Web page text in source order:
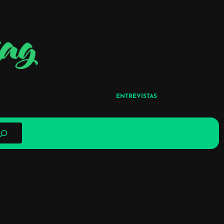
ENTREVISTAS